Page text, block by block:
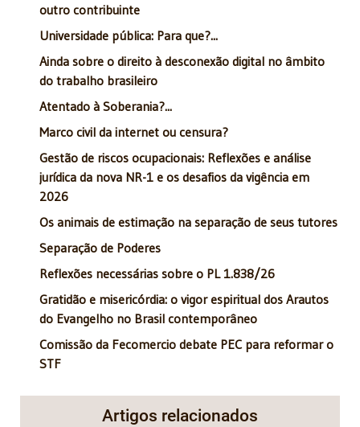
outro contribuinte
Universidade pública: Para que?...
Ainda sobre o direito à desconexão digital no âmbito
do trabalho brasileiro
Atentado à Soberania?...
Marco civil da internet ou censura?
Gestão de riscos ocupacionais: Reflexões e análise
jurídica da nova NR-1 e os desafios da vigência em
2026
Os animais de estimação na separação de seus tutores
Separação de Poderes
Reflexões necessárias sobre o PL 1.838/26
Gratidão e misericórdia: o vigor espiritual dos Arautos
do Evangelho no Brasil contemporâneo
Comissão da Fecomercio debate PEC para reformar o
STF
Artigos relacionados